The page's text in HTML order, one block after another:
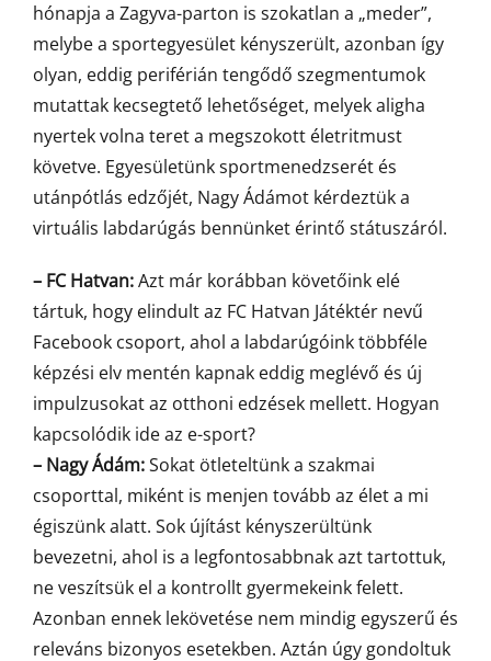
hónapja a Zagyva-parton is szokatlan a „meder”,
melybe a sportegyesület kényszerült, azonban így
olyan, eddig periférián tengődő szegmentumok
mutattak kecsegtető lehetőséget, melyek aligha
nyertek volna teret a megszokott életritmust
követve. Egyesületünk sportmenedzserét és
utánpótlás edzőjét, Nagy Ádámot kérdeztük a
virtuális labdarúgás bennünket érintő státuszáról.
– FC Hatvan:Azt már korábban követőink elé
tártuk, hogy elindult az FC Hatvan Játéktér nevű
Facebook csoport, ahol a labdarúgóink többféle
képzési elv mentén kapnak eddig meglévő és új
impulzusokat az otthoni edzések mellett. Hogyan
kapcsolódik ide az e-sport?
– Nagy Ádám:Sokat ötleteltünk a szakmai
csoporttal, miként is menjen tovább az élet a mi
égiszünk alatt. Sok újítást kényszerültünk
bevezetni, ahol is a legfontosabbnak azt tartottuk,
ne veszítsük el a kontrollt gyermekeink felett.
Azonban ennek lekövetése nem mindig egyszerű és
releváns bizonyos esetekben. Aztán úgy gondoltuk